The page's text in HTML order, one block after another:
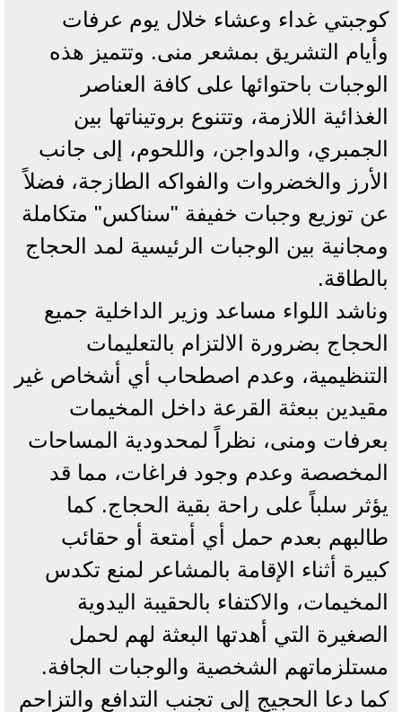
كوجبتي غداء وعشاء خلال يوم عرفات
وأيام التشريق بمشعر منى. وتتميز هذه
الوجبات باحتوائها على كافة العناصر
الغذائية اللازمة، وتتنوع بروتيناتها بين
الجمبري، والدواجن، واللحوم، إلى جانب
الأرز والخضروات والفواكه الطازجة، فضلاً
عن توزيع وجبات خفيفة "سناكس" متكاملة
ومجانية بين الوجبات الرئيسية لمد الحجاج
بالطاقة.
وناشد اللواء مساعد وزير الداخلية جميع
الحجاج بضرورة الالتزام بالتعليمات
التنظيمية، وعدم اصطحاب أي أشخاص غير
مقيدين ببعثة القرعة داخل المخيمات
بعرفات ومنى، نظراً لمحدودية المساحات
المخصصة وعدم وجود فراغات، مما قد
يؤثر سلباً على راحة بقية الحجاج. كما
طالبهم بعدم حمل أي أمتعة أو حقائب
كبيرة أثناء الإقامة بالمشاعر لمنع تكدس
المخيمات، والاكتفاء بالحقيبة اليدوية
الصغيرة التي أهدتها البعثة لهم لحمل
مستلزماتهم الشخصية والوجبات الجافة.
كما دعا الحجيج إلى تجنب التدافع والتزاحم